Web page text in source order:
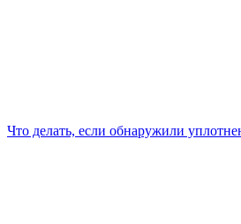
Что делать, если обнаружили